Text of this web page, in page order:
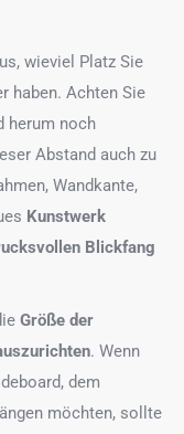
wieviel Platz Sie
haben. Achten Sie
herum noch
Abstand auch zu
Wandkante,
Kunstwerk
Blickfang
Größe der
. Wenn
dem
möchten, sollte